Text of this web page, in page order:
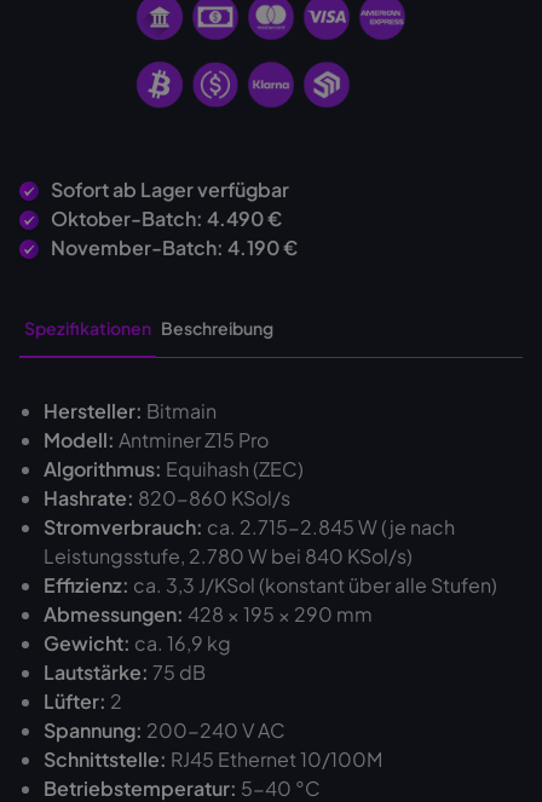
Sofort ab Lager verfügbar
Oktober-Batch: 4.490 €
November-Batch: 4.190 €
Spezifikationen Beschreibung
Hersteller: Bitmain
Modell: Antminer Z15 Pro
Algorithmus: Equihash (ZEC)
Hashrate: 820-860 KSol/s
Stromverbrauch: ca. 2.715-2.845 W (je nach
Leistungsstufe, 2.780 W bei 840 KSol/s)
Effizienz: ca. 3,3 J/KSol (konstant über alle Stufen)
Abmessungen: 428 × 195 × 290 mm
Gewicht: ca. 16,9 kg
Lautstärke: 75 dB
Lüfter: 2
Spannung: 200-240 V AC
Schnittstelle: RJ45 Ethernet 10/100M
Betriebstemperatur: 5-40 °C